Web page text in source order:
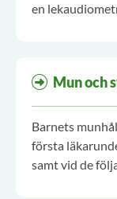
en
Mun och
Barnets
första
samt vid de